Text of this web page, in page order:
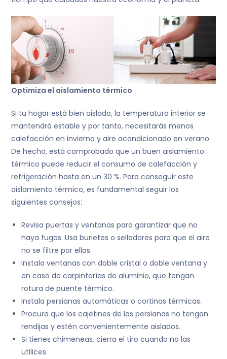
Optimiza el aislamiento térmico
Si tu hogar está bien aislado, la temperatura interior se
mantendrá estable y por tanto, necesitarás menos
calefacción en invierno y aire acondicionado en verano.
De hecho, está comprobado que un buen aislamiento
térmico puede reducir el consumo de calefacción y
refrigeración hasta en un 30 %. Para conseguir este
aislamiento térmico, es fundamental seguir los
siguientes consejos:
Revisa puertas y ventanas para garantizar que no
haya fugas. Usa burletes o selladores para que el aire
no se filtre por ellas.
Instala ventanas con doble cristal o doble ventana y
en caso de carpinterías de aluminio, que tengan
rotura de puente térmico.
Instala persianas automáticas o cortinas térmicas.
Procura que los cajetines de las persianas no tengan
rendijas y estén convenientemente aislados.
Si tienes chimeneas, cierra el tiro cuando no las
utilices.